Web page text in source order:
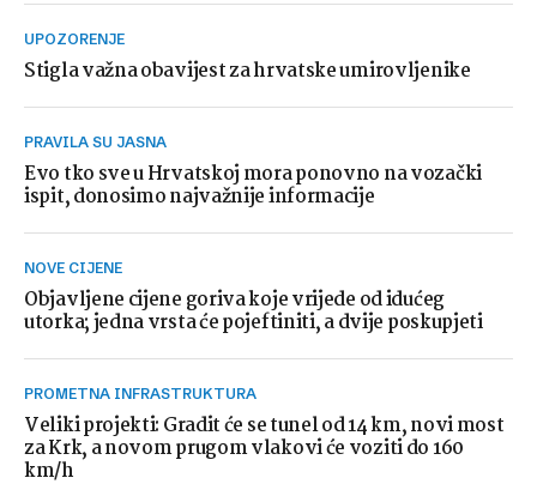
UPOZORENJE
Stigla važna obavijest za hrvatske umirovljenike
PRAVILA SU JASNA
Evo tko sve u Hrvatskoj mora ponovno na vozački
ispit, donosimo najvažnije informacije
NOVE CIJENE
Objavljene cijene goriva koje vrijede od idućeg
utorka; jedna vrsta će pojeftiniti, a dvije poskupjeti
PROMETNA INFRASTRUKTURA
Veliki projekti: Gradit će se tunel od 14 km, novi most
za Krk, a novom prugom vlakovi će voziti do 160
km/h